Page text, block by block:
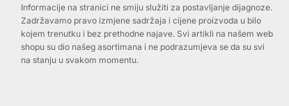
Informacije na stranici ne smiju služiti za postavljanje dijagnoze.
Zadržavamo pravo izmjene sadržaja i cijene proizvoda u bilo
kojem trenutku i bez prethodne najave. Svi artikli na našem web
shopu su dio našeg asortimana i ne podrazumjeva se da su svi
na stanju u svakom momentu.